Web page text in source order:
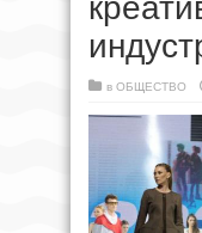
в ОБЩЕСТВО